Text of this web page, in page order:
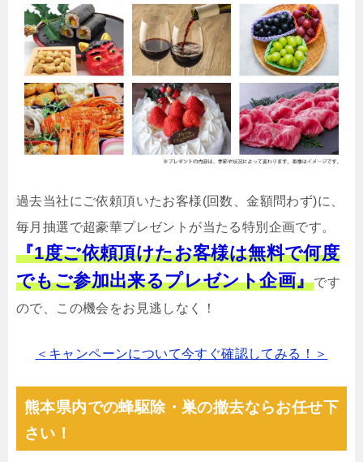
過去当社にご依頼頂いたお客様(回数、金額問わず)に、
毎月抽選で超豪華プレゼントが当たる特別企画です。
『1度ご依頼頂けたお客様は無料で何度
でもご参加出来るプレゼント企画』です
ので、この機会をお見逃しなく！
＜キャンペーンについて今すぐ確認してみる！＞
熊本県内での蜂駆除・巣の撤去ならお任せ下
さい！